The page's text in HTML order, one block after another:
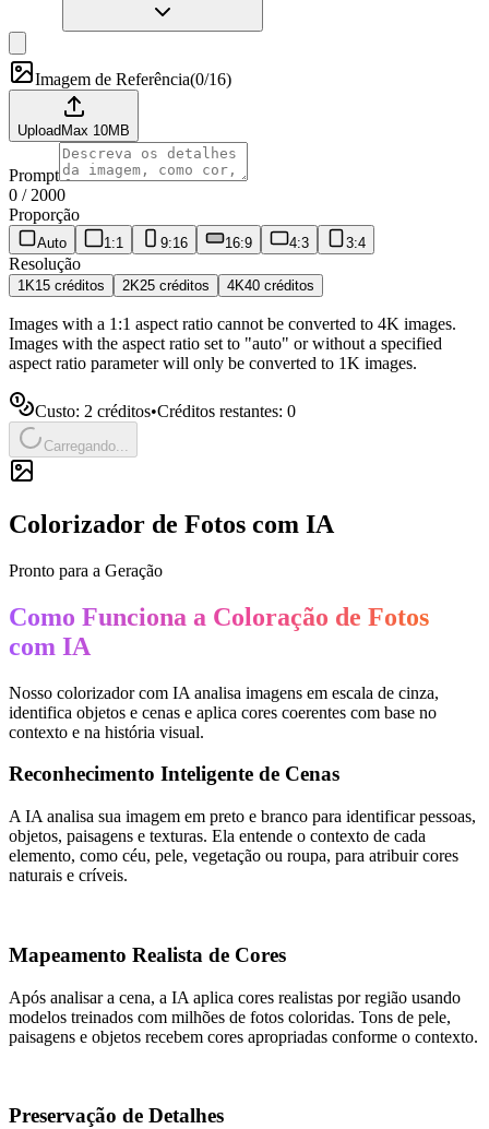
Imagem de Referência(0/16)
Upload Max 10MB
Prompt
0 / 2000
Proporção
Auto 1:1 9:16 16:9 4:3 3:4
Resolução
1K15 créditos 2K25 créditos 4K40 créditos
Images with a 1:1 aspect ratio cannot be converted to 4K images.
Images with the aspect ratio set to "auto" or without a specified
aspect ratio parameter will only be converted to 1K images.
Custo: 2 créditos•Créditos restantes: 0
Carregando...
Colorizador de Fotos com IA
Pronto para a Geração
Como Funciona a Coloração de Fotos
com IA
Nosso colorizador com IA analisa imagens em escala de cinza,
identifica objetos e cenas e aplica cores coerentes com base no
contexto e na história visual.
Reconhecimento Inteligente de Cenas
A IA analisa sua imagem em preto e branco para identificar pessoas,
objetos, paisagens e texturas. Ela entende o contexto de cada
elemento, como céu, pele, vegetação ou roupa, para atribuir cores
naturais e críveis.
Mapeamento Realista de Cores
Após analisar a cena, a IA aplica cores realistas por região usando
modelos treinados com milhões de fotos coloridas. Tons de pele,
paisagens e objetos recebem cores apropriadas conforme o contexto.
Preservação de Detalhes